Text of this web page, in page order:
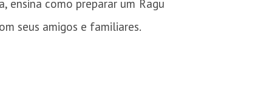
ensina como preparar um Ragu
seus amigos e familiares.